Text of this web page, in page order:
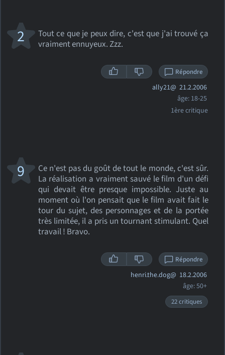
Tout ce que je peux dire, c'est que j'ai trouvé ça
vraiment ennuyeux. Zzz.
2
Répondre
ally21@ 21.2.2006
âge: 18-25
1ère critique
Ce n'est pas du goût de tout le monde, c'est sûr.
La réalisation a vraiment sauvé le film d'un défi
qui devait être presque impossible. Juste au
moment où l'on pensait que le film avait fait le
tour du sujet, des personnages et de la portée
très limitée, il a pris un tournant stimulant. Quel
travail ! Bravo.
9
Répondre
henri.the.dog@ 18.2.2006
âge: 50+
22 critiques